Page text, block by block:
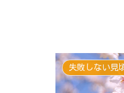
失敗しない見